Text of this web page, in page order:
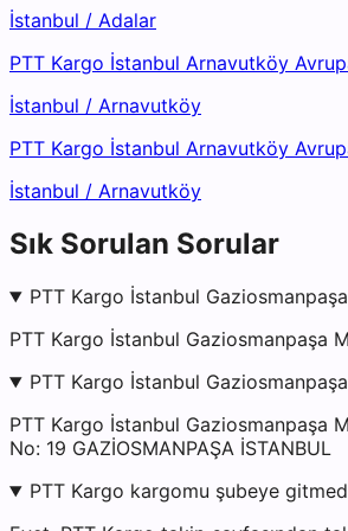
İstanbul / Adalar
PTT Kargo İstanbul Arnavutköy
İstanbul / Arnavutköy
PTT Kargo İstanbul Arnavutköy
İstanbul / Arnavutköy
Sık Sorulan Sorular
PTT Kargo İstanbul
PTT Kargo İstanbul Gaziosmanpaşa
PTT Kargo İstanbul
PTT Kargo İstanbul Gaziosmanpaşa
No: 19 GAZİOSMANPAŞA İSTANBUL
PTT Kargo kargomu şubeye